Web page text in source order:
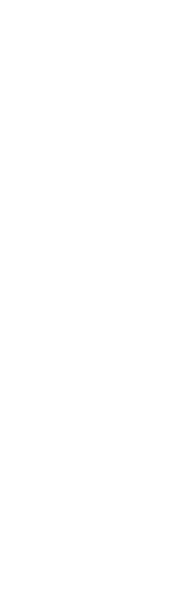
ル近辺で活躍するア